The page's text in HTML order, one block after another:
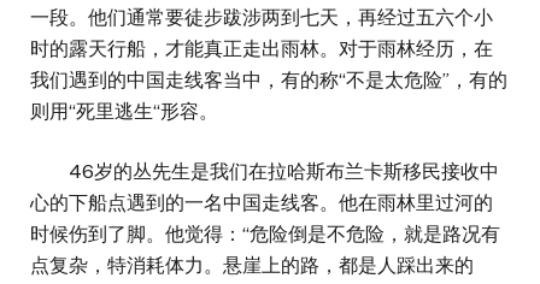
一段。他们通常要徒步跋涉两到七天，再经过五六个小
时的露天行船，才能真正走出雨林。对于雨林经历，在
我们遇到的中国走线客当中，有的称“不是太危险”，有的
则用“死里逃生“形容。
46岁的丛先生是我们在拉哈斯布兰卡斯移民接收中
心的下船点遇到的一名中国走线客。他在雨林里过河的
时候伤到了脚。他觉得：“危险倒是不危险，就是路况有
点复杂，特消耗体力。悬崖上的路，都是人踩出来的